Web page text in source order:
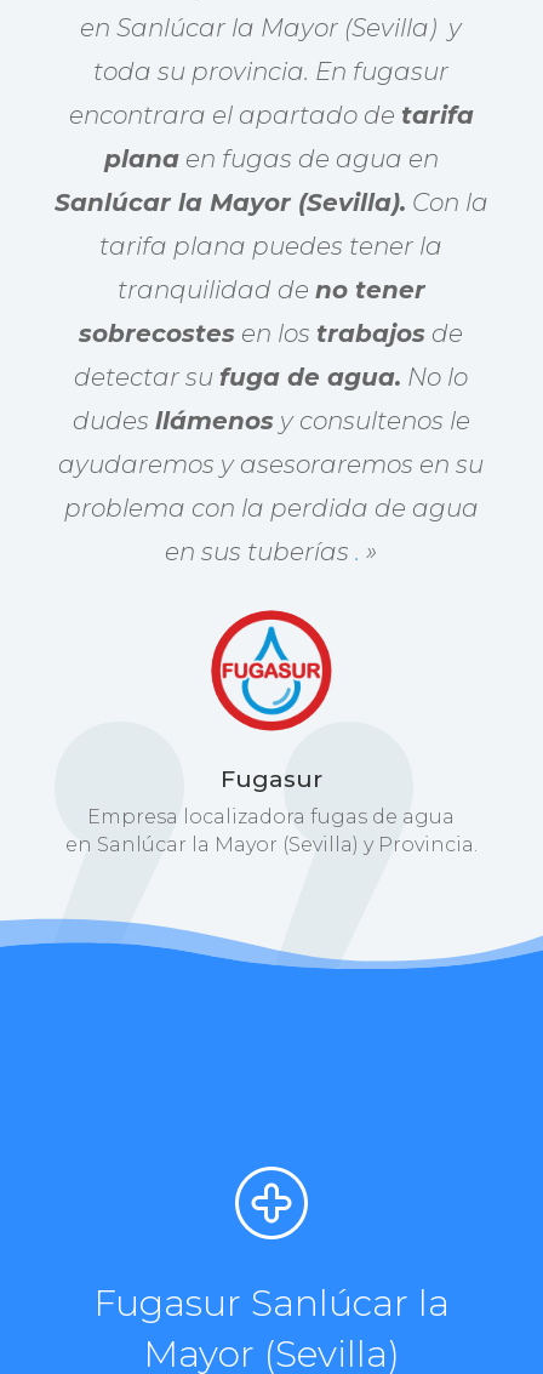
en Sanlúcar la Mayor (Sevilla) y
toda su provincia. En fugasur
encontrara el apartado de tarifa
planaen fugas de agua en
Sanlúcar la Mayor (Sevilla). Con la
tarifa plana puedes tener la
tranquilidad de no tener
sobrecostes en los trabajos de
detectar sufuga de agua. No lo
dudes llámenosy consultenos le
ayudaremos y asesoraremos en su
problema con la perdida de agua
en sus tuberías . »
Fugasur
Empresa localizadora fugas de agua
en Sanlúcar la Mayor (Sevilla) y Provincia.
Fugasur Sanlúcar la
Mayor (Sevilla)